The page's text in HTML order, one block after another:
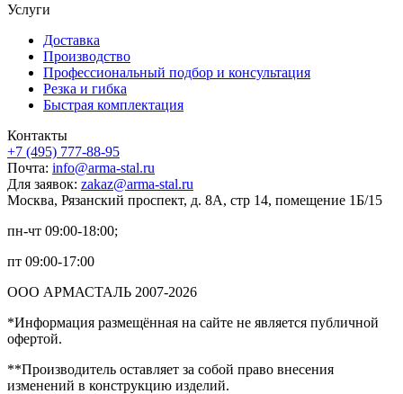
Услуги
Доставка
Производство
Профессиональный подбор и консультация
Резка и гибка
Быстрая комплектация
Контакты
+7 (495) 777-88-95
Почта: info@arma-stal.ru
Для заявок: zakaz@arma-stal.ru
Москва, Рязанский проспект, д. 8А, стр 14, помещение 1Б/15
пн-чт 09:00-18:00;
пт 09:00-17:00
ООО АРМАСТАЛЬ 2007-2026
*Информация размещённая на сайте не является публичной
офертой.
**Производитель оставляет за собой право внесения
изменений в конструкцию изделий.